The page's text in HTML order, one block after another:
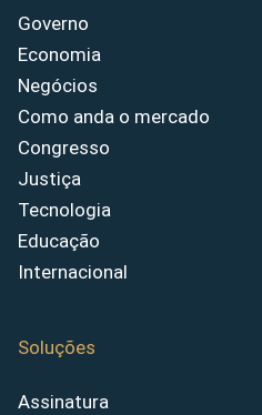
Governo
Economia
Negócios
Como anda o mercado
Congresso
Justiça
Tecnologia
Educação
Internacional
Soluções
Assinatura